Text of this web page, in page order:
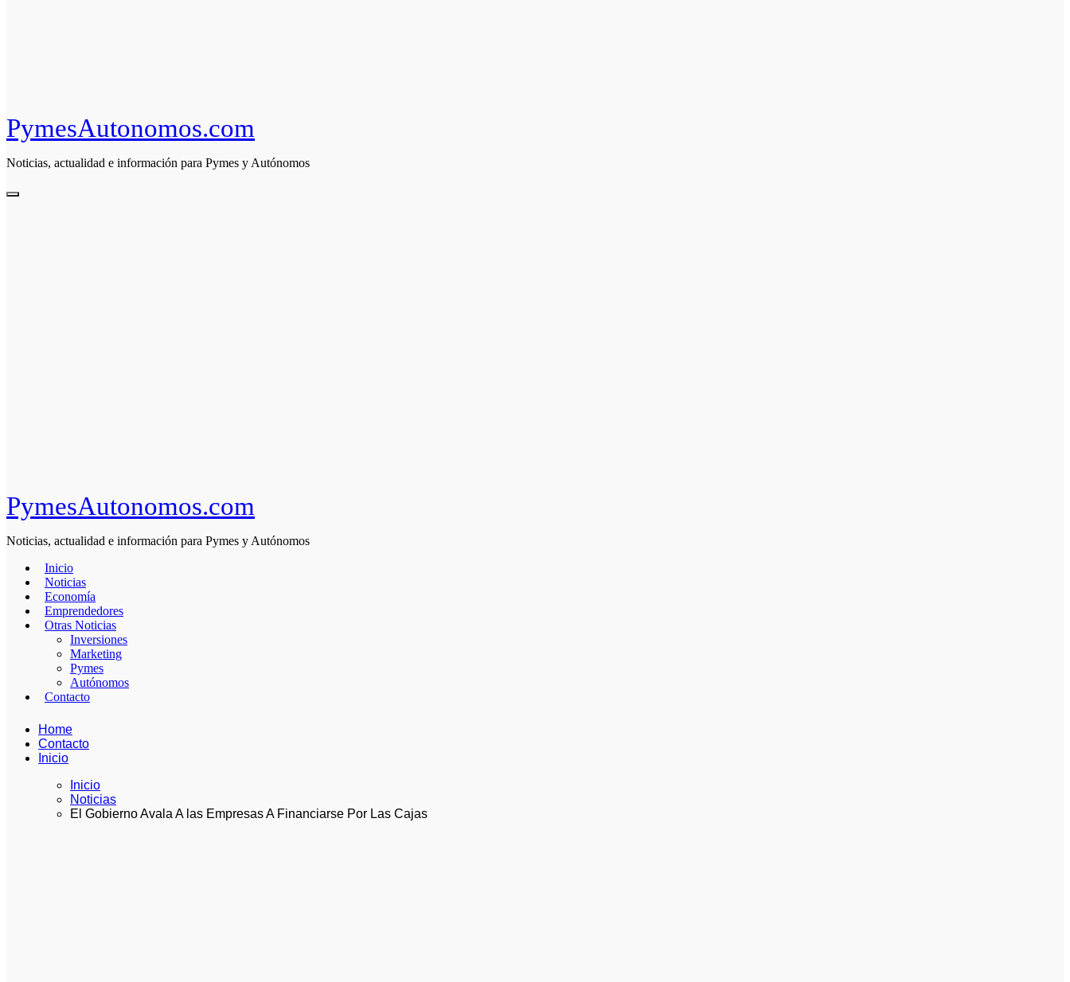
PymesAutonomos.com
Noticias, actualidad e información para Pymes y Autónomos
PymesAutonomos.com
Noticias, actualidad e información para Pymes y Autónomos
Inicio
Noticias
Economía
Emprendedores
Otras Noticias
Inversiones
Marketing
Pymes
Autónomos
Contacto
Home
Contacto
Inicio
Inicio
Noticias
El Gobierno Avala A las Empresas A Financiarse Por Las Cajas